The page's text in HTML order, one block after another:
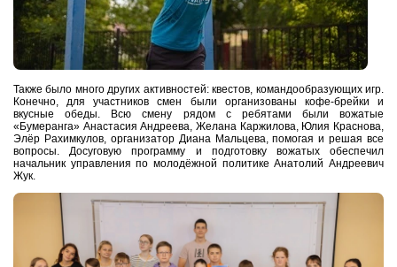
Также было много других активностей: квестов, командообразующих игр.
Конечно, для участников смен были организованы кофе-брейки и
вкусные обеды. Всю смену рядом с ребятами были вожатые
«Бумеранга» Анастасия Андреева, Желана Каржилова, Юлия Краснова,
Элёр Рахимкулов, организатор Диана Мальцева, помогая и решая все
вопросы. Досуговую программу и подготовку вожатых обеспечил
начальник управления по молодёжной политике Анатолий Андреевич
Жук.